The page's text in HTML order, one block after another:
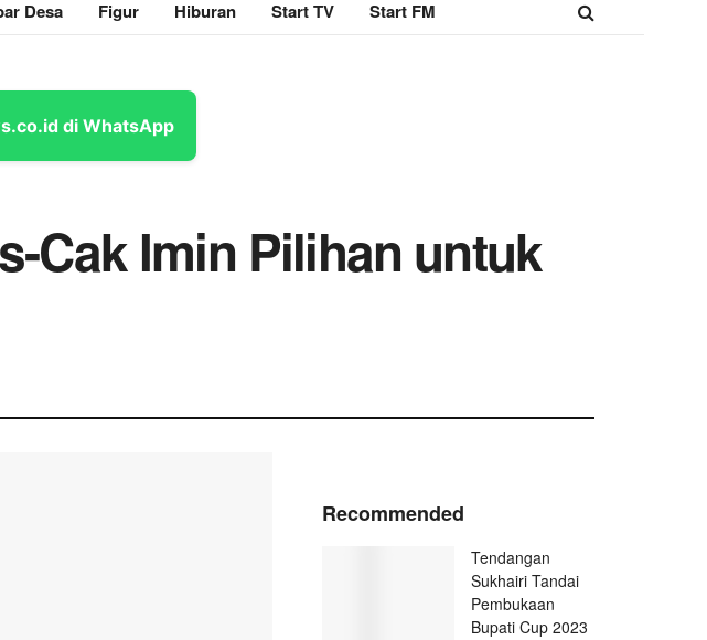
Desa Figur Hiburan Start TV Start FM
di WhatsApp
Cak Imin Pilihan untuk
Recommended
Tendangan
Sukhairi Tandai
Pembukaan
Bupati Cup 2023